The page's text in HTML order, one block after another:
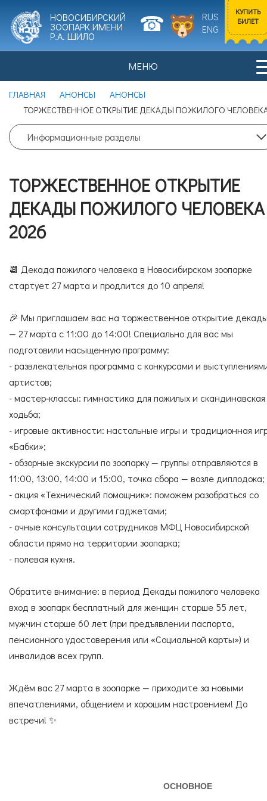
НОВОСИБИРСКИЙ
ЗООПАРК ИМЕНИ
Р.А. ШИЛО
RUS
ENG
КУПИТЬ
БИЛЕТ
Входной билет
Взрослый
0
Льготный
0
Цена билета: 350 рублей.
Согласие справилами поведения в зоопарке
Согласие справилами покупки электронных
МЕНЮ
НОВОСТИ ПОСЕТИТЕЛЯМ
ИСТОРИЯ ЗООПАРКА ЖИВОТНЫЕ
СПЕЦИАЛИСТЫ УСЛУГИ
ГОСТЕВАЯ КНИГА ОКАЗАТЬ ПОМОЩЬ
ГЛАВНАЯ АНОНСЫ
АНОНСЫ
ТОРЖЕСТВЕННОЕ ОТКРЫТИЕ ДЕКАДЫ ПОЖИЛОГО
Информационные разделы
ТОРЖЕСТВЕННОЕ ОТКРЫТИЕ
ДЕКАДЫ ПОЖИЛОГО ЧЕЛОВЕКА
2026
📆 Декада пожилого человека в Новосибирском зоопарке
стартует 27 марта и продлится до 10 апреля!
🎉 Мы приглашаем вас на торжественное открытие
— 27 марта с 11:00 до 14:00! Специально для вас мы
подготовили насыщенную программу:
- развлекательная программа с конкурсами и
артистов;
- мастер‑классы: гимнастика для пожилых и скандинавская
ходьба;
- игровые активности: настольные игры и традиционная
«Бабки»;
- обзорные экскурсии по зоопарку — группы отправляются в
11:00, 13:00, 14:00 и 15:00, точка сбора — возле диплодока;
- акция «Технический помощник»: поможем разобраться со
смартфонами и другими гаджетами;
- очные консультации сотрудников МФЦ Новосибирской
области прямо на территории зоопарка;
- полевая кухня.
Обратите внимание: в период Декады пожилого человека
вход в зоопарк бесплатный для женщин старше 55 лет,
мужчин старше 60 лет (при предъявлении паспорта,
пенсионного удостоверения или «Социальной карты») и
инвалидов всех групп.
Ждём вас 27 марта в зоопарке — приходите за новыми
впечатлениями, общением и хорошим настроением! До
встречи! ✨
ОСНОВНОЕ